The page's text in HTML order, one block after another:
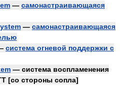
— самонастраивающаяся
— самонастраивающаяся
система огневой поддержки с
— система воспламенения
[со стороны сопла]